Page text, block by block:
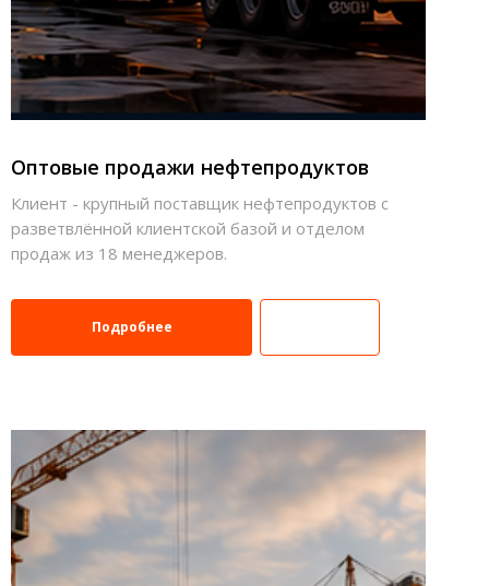
Подробнее
Клиент - крупный поставщик нефтепродуктов с
разветвлённой клиентской базой и отделом
продаж из 18 менеджеров.
Оптовые продажи нефтепродуктов